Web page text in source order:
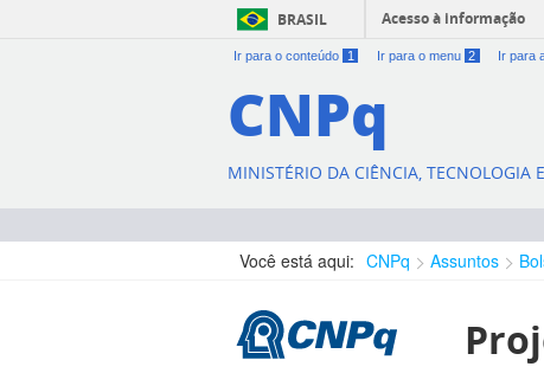
BRASIL Acesso à informação
Ir para o conteúdo 1 Ir para o menu 2 Ir para
CNPq
MINISTÉRIO DA CIÊNCIA, TECNOLOGIA
Você está aqui: CNPq Assuntos